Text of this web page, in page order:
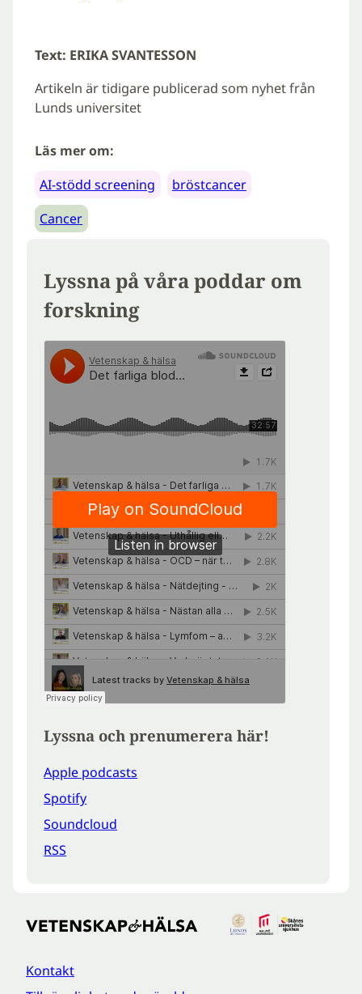
Text: ERIKA SVANTESSON
Artikeln är tidigare publicerad som nyhet från
Lunds universitet
Läs mer om:
AI-stödd screening
bröstcancer
Cancer
Lyssna på våra poddar om
forskning
Lyssna och prenumerera här!
Apple podcasts
Spotify
Soundcloud
RSS
Kontakt